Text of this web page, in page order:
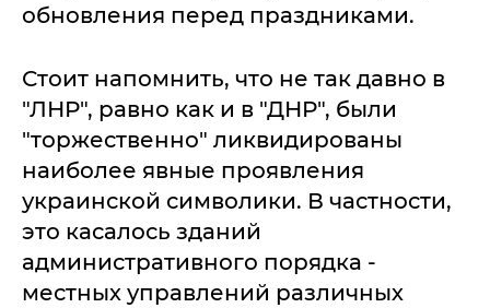
обновления перед праздниками.
Стоит напомнить, что не так давно в
"ЛНР", равно как и в "ДНР", были
"торжественно" ликвидированы
наиболее явные проявления
украинской символики. В частности,
это касалось зданий
административного порядка -
местных управлений различных